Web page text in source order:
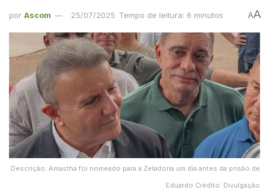
por Ascom 25/07/2025 Tempo de leitura: 6 minutos AA
Descrição: Amastha foi nomeado para a Zeladoria um dia antes da prisão de
Eduardo Crédito: Divulgação